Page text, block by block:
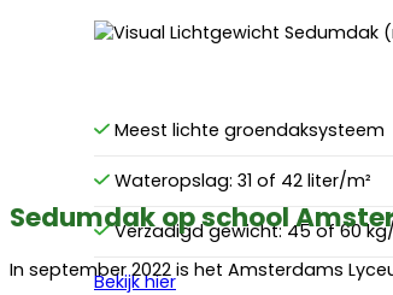
Meest lichte groendaksysteem
Wateropslag: 31 of 42 liter/m²
Verzadigd gewicht: 45 of 60
Bekijk hier
Sedumdak op school
In september 2022 is het Amsterdams